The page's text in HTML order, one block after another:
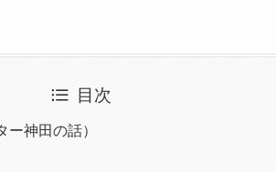
目次
神田の話）